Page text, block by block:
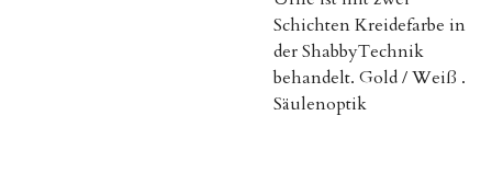
Schichten Kreidefarbe in
der ShabbyTechnik
behandelt. Gold / Weiß .
Säulenoptik